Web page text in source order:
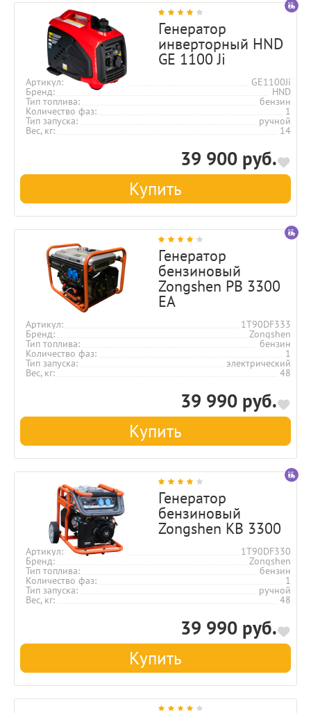
Генератор
инверторный HND
GE 1100 Ji
Артикул GE1100Ji
Бренд HND
Тип топлива бензин
Количество фаз 1
Тип запуска ручной
Вес, кг 14
39 900 руб.
Купить
Генератор
бензиновый
Zongshen PB 3300
EA
Артикул 1T90DF333
Бренд Zongshen
Тип топлива бензин
Количество фаз 1
Тип запуска электрический
Вес, кг 48
39 990 руб.
Купить
Генератор
бензиновый
Zongshen KB 3300
Артикул 1T90DF330
Бренд Zongshen
Тип топлива бензин
Количество фаз 1
Тип запуска ручной
Вес, кг 48
39 990 руб.
Купить